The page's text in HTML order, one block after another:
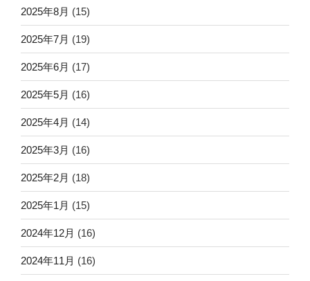
2025年8月 (15)
2025年7月 (19)
2025年6月 (17)
2025年5月 (16)
2025年4月 (14)
2025年3月 (16)
2025年2月 (18)
2025年1月 (15)
2024年12月 (16)
2024年11月 (16)